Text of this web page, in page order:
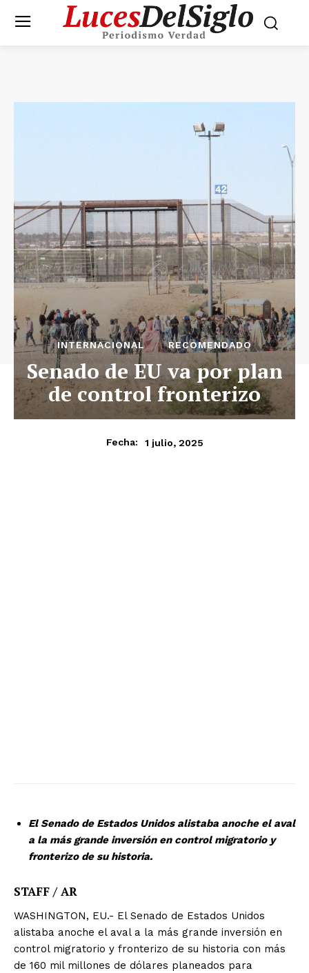
INTERNACIONAL RECOMENDADO
Senado de EU va por plan
de control fronterizo
Fecha: 1 julio, 2025
El Senado de Estados Unidos alistaba anoche el aval
a la más grande inversión en control migratorio y
fronterizo de su historia.
STAFF / AR
WASHINGTON, EU.- El Senado de Estados Unidos
alistaba anoche el aval a la más grande inversión en
control migratorio y fronterizo de su historia con más
de 160 mil millones de dólares planeados para